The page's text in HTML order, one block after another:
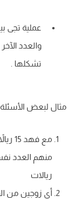
عملية تجى
والعدد
تشكلها .
مثال لبعض
ريالات
أي زوجين من